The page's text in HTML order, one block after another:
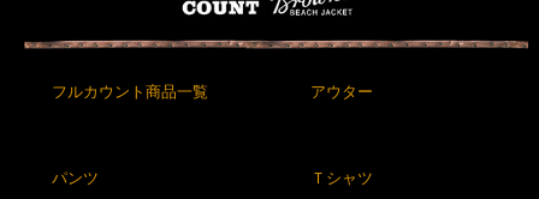
フルカウント商品一覧 アウター
パンツ Ｔシャツ